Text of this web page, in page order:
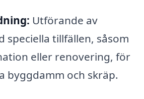
Utförande av
speciella tillfällen, såsom
eller renovering, för
byggdamm och skräp.